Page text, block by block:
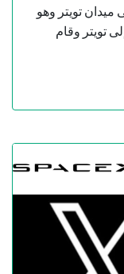
تويتر وهو
تويتر وقام